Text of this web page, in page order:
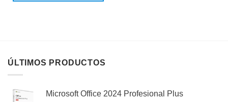
ÚLTIMOS PRODUCTOS
Microsoft Office 2024 Profesional Plus